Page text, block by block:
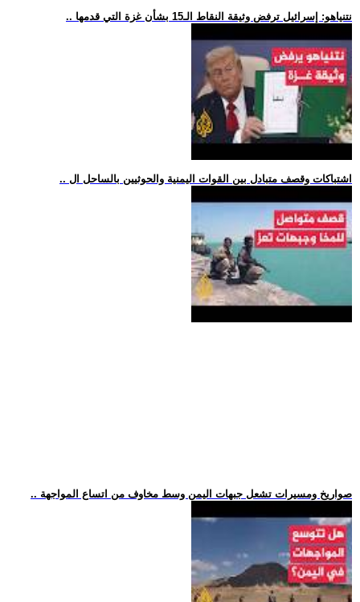
.. نتنياهو: إسرائيل ترفض وثيقة النقاط الـ15 بشأن غزة التي قدمها
.. اشتباكات وقصف متبادل بين القوات اليمنية والحوثيين بالساحل ال
.. صواريخ ومسيرات تشعل جبهات اليمن وسط مخاوف من اتساع المواجهة